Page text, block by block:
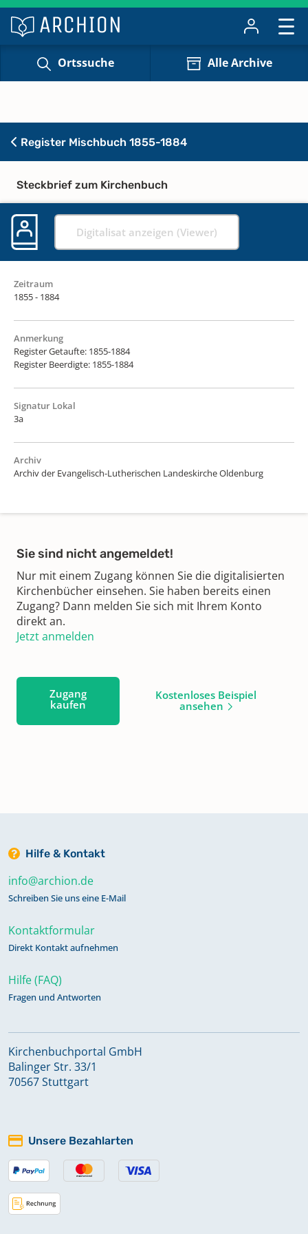
Ortssuche Alle Archive
Register Mischbuch 1855-1884
Steckbrief zum Kirchenbuch
Digitalisat anzeigen (Viewer)
Zeitraum
1855 - 1884
Anmerkung
Register Getaufte: 1855-1884
Register Beerdigte: 1855-1884
Signatur Lokal
3a
Archiv
Archiv der Evangelisch-Lutherischen Landeskirche Oldenburg
Sie sind nicht angemeldet!
Nur mit einem Zugang können Sie die digitalisierten
Kirchenbücher einsehen. Sie haben bereits einen
Zugang? Dann melden Sie sich mit Ihrem Konto
direkt an.
Jetzt anmelden
Zugang
kaufen
Kostenloses Beispiel
ansehen
Hilfe & Kontakt
info@archion.de
Schreiben Sie uns eine E-Mail
Kontaktformular
Direkt Kontakt aufnehmen
Hilfe (FAQ)
Fragen und Antworten
Kirchenbuchportal GmbH
Balinger Str. 33/1
70567 Stuttgart
Unsere Bezahlarten